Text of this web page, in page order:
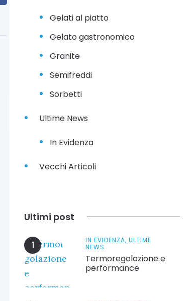
Gelati al piatto
Gelato gastronomico
Granite
Semifreddi
Sorbetti
Ultime News
In Evidenza
Vecchi Articoli
Ultimi post
IN EVIDENZA, ULTIME
NEWS
Termoregolazione e
performance